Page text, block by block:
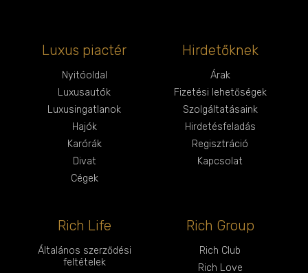
Luxus piactér
Nyitóoldal
Luxusautók
Luxusingatlanok
Hajók
Karórák
Divat
Cégek
Hirdetőknek
Árak
Fizetési lehetőségek
Szolgáltatásaink
Hirdetésfeladás
Regisztráció
Kapcsolat
Rich Life
Általános szerződési
feltételek
Rich Group
Rich Club
Rich Love